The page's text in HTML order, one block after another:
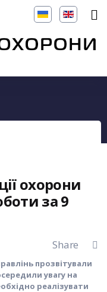
охорони
за 9
Share
прозвітували
увагу на
реалізувати